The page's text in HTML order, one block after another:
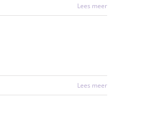
Lees meer
Lees meer